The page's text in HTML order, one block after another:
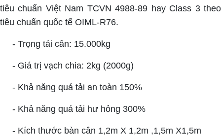
tiêu chuẩn Việt Nam TCVN 4988-89 hay Class 3 theo
tiêu chuẩn quốc tế OIML-R76.
- Trọng tải cân: 15.000kg
- Giá trị vạch chia: 2kg (2000g)
- Khả năng quá tải an toàn 150%
- Khả năng quá tải hư hỏng 300%
- Kích thước bàn cân 1,2m X 1,2m ,1,5m X1,5m